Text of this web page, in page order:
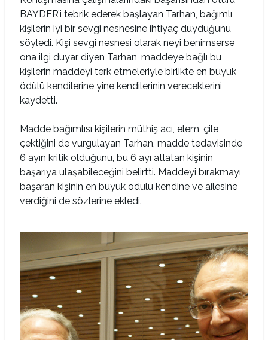
BAYDER’i tebrik ederek başlayan Tarhan, bağımlı
kişilerin iyi bir sevgi nesnesine ihtiyaç duyduğunu
söyledi. Kişi sevgi nesnesi olarak neyi benimserse
ona ilgi duyar diyen Tarhan, maddeye bağlı bu
kişilerin maddeyi terk etmeleriyle birlikte en büyük
ödülü kendilerine yine kendilerinin vereceklerini
kaydetti.
Madde bağımlısı kişilerin müthiş acı, elem, çile
çektiğini de vurgulayan Tarhan, madde tedavisinde
6 ayın kritik olduğunu, bu 6 ayı atlatan kişinin
başarıya ulaşabileceğini belirtti. Maddeyi bırakmayı
başaran kişinin en büyük ödülü kendine ve ailesine
verdiğini de sözlerine ekledi.